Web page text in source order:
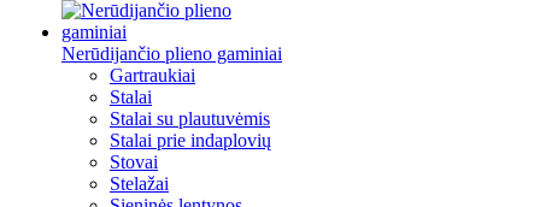
Nerūdijančio plieno gaminiai
Gartraukiai
Stalai
Stalai su plautuvėmis
Stalai prie indaplovių
Stovai
Stelažai